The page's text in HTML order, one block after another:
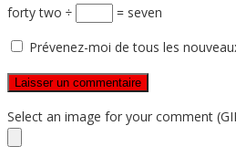
forty two ÷
= seven
Prévenez-moi de tous les
Select an image for your comment